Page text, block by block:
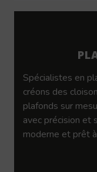
Spécialistes en
créons des
plafonds sur
avec précision et
moderne et prêt